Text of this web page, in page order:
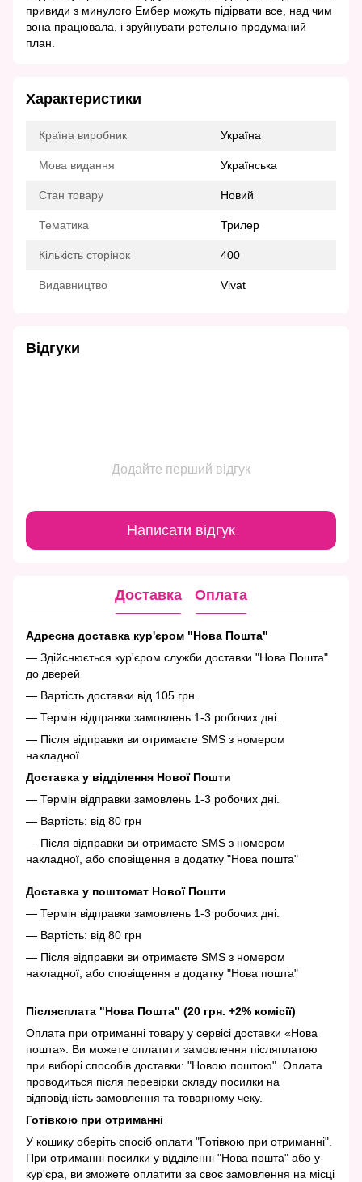
привиди з минулого Ембер можуть підірвати все, над чим
вона працювала, і зруйнувати ретельно продуманий
план.
Характеристики
Країна виробник Україна
Мова видання Українська
Стан товару Новий
Тематика Трилер
Кількість сторінок 400
Видавництво Vivat
Відгуки
Додайте перший відгук
Написати відгук
Доставка Оплата
Адресна доставка кур'єром "Нова Пошта"
— Здійснюється кур'єром служби доставки "Нова Пошта"
до дверей
— Вартість доставки від 105 грн.
— Термін відправки замовлень 1-3 робочих дні.
— Після відправки ви отримаєте SMS з номером
накладної
Доставка у відділення Нової Пошти
— Термін відправки замовлень 1-3 робочих дні.
— Вартість: від 80 грн
— Після відправки ви отримаєте SMS з номером
накладної, або сповіщення в додатку "Нова пошта"
Доставка у поштомат Нової Пошти
— Термін відправки замовлень 1-3 робочих дні.
— Вартість: від 80 грн
— Після відправки ви отримаєте SMS з номером
накладної, або сповіщення в додатку "Нова пошта"
Післясплата "Нова Пошта" (20 грн. +2% комісії)
Оплата при отриманні товару у сервісі доставки «Нова
пошта». Ви можете оплатити замовлення післяплатою
при виборі способів доставки: "Новою поштою". Оплата
проводиться після перевірки складу посилки на
відповідність замовлення та товарному чеку.
Готівкою при отриманні
У кошику оберіть спосіб оплати "Готівкою при отриманні".
При отриманні посилки у відділенні "Нова пошта" або у
кур'єра, ви зможете оплатити за своє замовлення на місці